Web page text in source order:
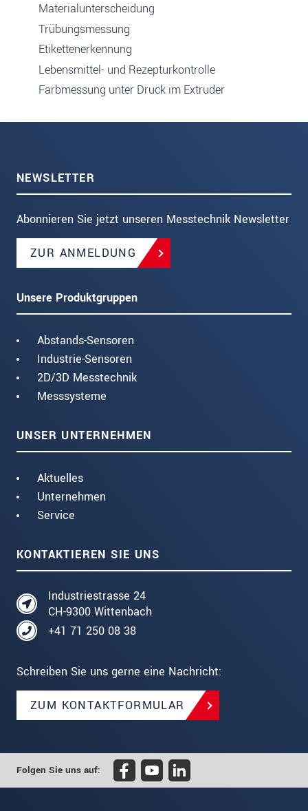
Materialunterscheidung
Trübungsmessung
Etikettenerkennung
Lebensmittel- und Rezepturkontrolle
Farbmessung unter Druck im Extruder
NEWSLETTER
Abonnieren Sie jetzt unseren Messtechnik Newsletter
ZUR ANMELDUNG
Unsere Produktgruppen
Abstands-Sensoren
Industrie-Sensoren
2D/3D Messtechnik
Messsysteme
UNSER UNTERNEHMEN
Aktuelles
Unternehmen
Service
KONTAKTIEREN SIE UNS
Industriestrasse 24
CH-9300 Wittenbach
+41 71 250 08 38
Schreiben Sie uns gerne eine Nachricht:
ZUM KONTAKTFORMULAR
Folgen Sie uns auf: